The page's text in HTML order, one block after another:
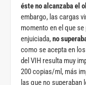
éste no alcanzaba el
embargo, las cargas
momento en el que
enjuiciada,no
como se acepta en
del VIH resulta muy
200 copias/ml, más
las que no